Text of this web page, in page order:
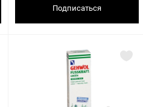
Подписаться